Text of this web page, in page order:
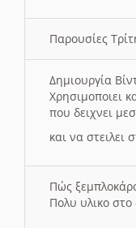
Παρουσίες
Δημιουργία
Χρησιμοποιει
που δειχνει
και να στειλει
Πώς
Πολυ υλικο στο